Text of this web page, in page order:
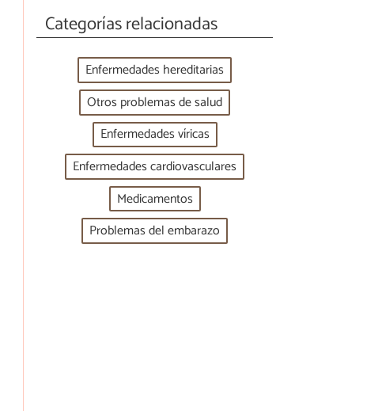
Categorías relacionadas
Enfermedades hereditarias
Otros problemas de salud
Enfermedades víricas
Enfermedades cardiovasculares
Medicamentos
Problemas del embarazo